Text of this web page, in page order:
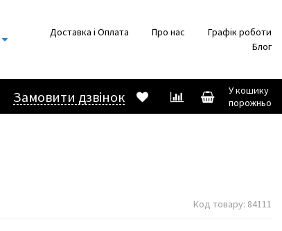
Доставка і Оплата Про нас
Графік роботи
Блог
Замовити дзвінок
У кошику
порожньо
Код товару: 84111